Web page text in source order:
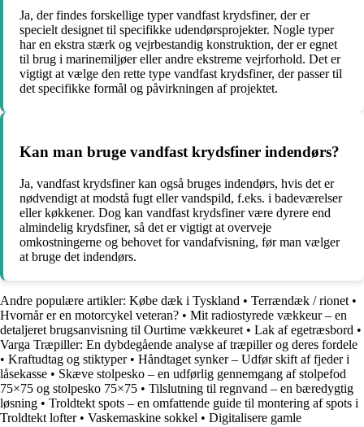
Ja, der findes forskellige typer vandfast krydsfiner, der er
specielt designet til specifikke udendørsprojekter. Nogle typer
har en ekstra stærk og vejrbestandig konstruktion, der er egnet
til brug i marinemiljøer eller andre ekstreme vejrforhold. Det er
vigtigt at vælge den rette type vandfast krydsfiner, der passer til
det specifikke formål og påvirkningen af projektet.
Kan man bruge vandfast krydsfiner indendørs?
Ja, vandfast krydsfiner kan også bruges indendørs, hvis det er
nødvendigt at modstå fugt eller vandspild, f.eks. i badeværelser
eller køkkener. Dog kan vandfast krydsfiner være dyrere end
almindelig krydsfiner, så det er vigtigt at overveje
omkostningerne og behovet for vandafvisning, før man vælger
at bruge det indendørs.
Andre populære artikler: Købe dæk i Tyskland • Terrændæk / rionet •
Hvornår er en motorcykel veteran? • Mit radiostyrede vækkeur – en
detaljeret brugsanvisning til Ourtime vækkeuret • Lak af egetræsbord •
Varga Træpiller: En dybdegående analyse af træpiller og deres fordele
• Kraftudtag og stiktyper• Håndtaget synker – Udfør skift af fjeder i
låsekasse • Skæve stolpesko – en udførlig gennemgang af stolpefod
75×75 og stolpesko 75×75 • Tilslutning til regnvand – en bæredygtig
løsning • Troldtekt spots – en omfattende guide til montering af spots i
Troldtekt lofter• Vaskemaskine sokkel • Digitalisere gamle